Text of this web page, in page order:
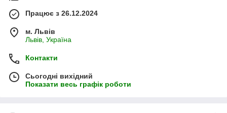
Працює з 26.12.2024
м. Львів
Львів, Україна
Контакти
Сьогодні вихідний
Показати весь графік роботи